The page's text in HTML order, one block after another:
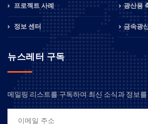
프로젝트 사례
정보 센터
광산용
금속광
뉴스레터 구독
메일링 리스트를 구독하여 최신 소식과 정보